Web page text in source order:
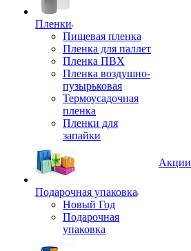
Пленки
Пищевая пленка
Пленка для паллет
Пленка ПВХ
Пленка воздушно-
пузырьковая
Термоусадочная
пленка
Пленки для
запайки
Подарочная упаковка
Новый Год
Подарочная
упаковка
Акции